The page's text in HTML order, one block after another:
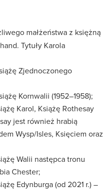
małżeństwa z księżną
Tytuły Karola
Zjednoczonego
Kornwalii (1952–1958);
Karol, Książę Rothesay
jest również hrabią
Wysp/Isles, Księciem oraz
Walii następca tronu
Chester;
Edynburga (od 2021 r.) –